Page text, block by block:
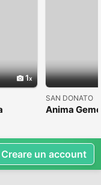
1
SAN DONATO
Anima
Creare un account